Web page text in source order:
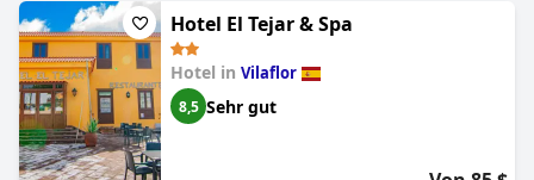
Hotel El Tejar & Spa
Hotel in Vilaflor
8,5 Sehr gut